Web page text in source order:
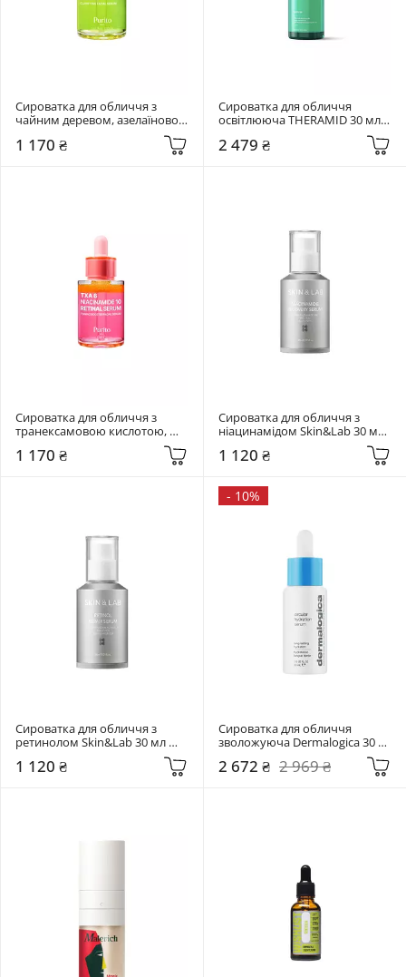
Сироватка для обличчя з
чайним деревом, азелаїновою
та коєвою кислотами Purito
Seoul 30 мл Azelaic Acid 10 Kojic
1 170 ₴
Сироватка для обличчя
освітлююча THERAMID 30 мл
2 479 ₴
Сироватка для обличчя з
транексамовою кислотою,
ніацинамідом та ретиналем
Purito Seoul 30 мл TXA 6
1 170 ₴
Сироватка для обличчя з
ніацинамідом Skin&Lab 30 мл
Niacinamide Recovery Serum
1 120 ₴
Сироватка для обличчя з
ретинолом Skin&Lab 30 мл
1 120 ₴
- 10%
Сироватка для обличчя
зволожуюча Dermalogica 30
мл Circular Hydration Serum
2 672 ₴ 2 969 ₴